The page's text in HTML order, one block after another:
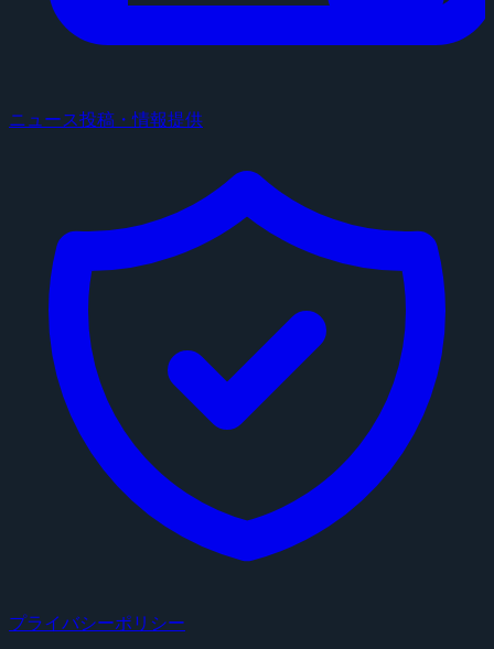
ニュース投稿・情報提供
プライバシーポリシー